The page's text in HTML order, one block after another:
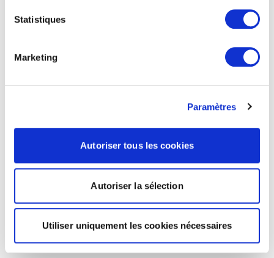
Statistiques
Marketing
Paramètres
Autoriser tous les cookies
Autoriser la sélection
Utiliser uniquement les cookies nécessaires